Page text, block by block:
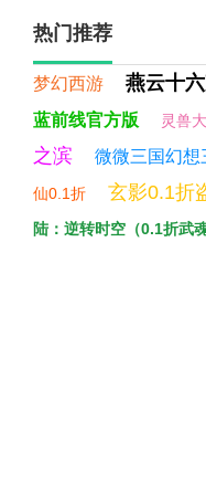
热门推荐
梦幻西游 燕云十
蓝前线官方版
灵兽
之滨
微微三国幻想
仙0.1折 玄影0.1折
陆：逆转时空（0.1折武